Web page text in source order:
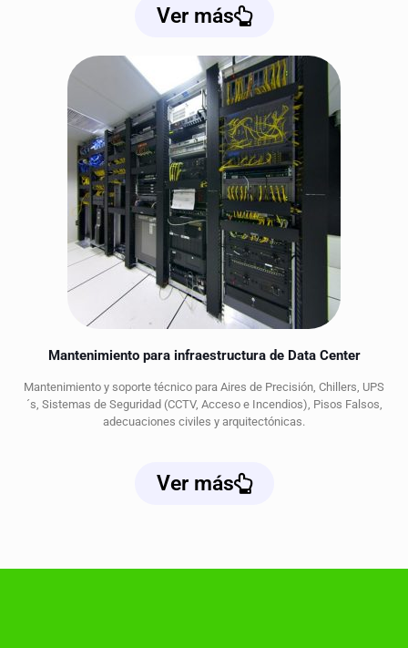
Ver más
Mantenimiento para infraestructura de Data Center
Mantenimiento y soporte técnico para Aires de Precisión, Chillers, UPS
´s, Sistemas de Seguridad (CCTV, Acceso e Incendios), Pisos Falsos,
adecuaciones civiles y arquitectónicas.
Ver más